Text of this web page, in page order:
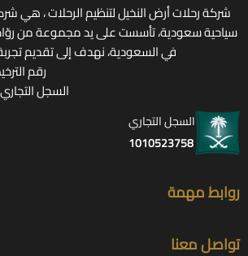
شركة رحلات أرض النخيل لتنظيم الرحلات ، هي
سياحية سعودية، تأسست على يد مجموعة من
في السعودية، نهدف إلى تقديم
رقم الترخيص :
السجل التجاري :
السجل التجاري
1010523758
روابط مهمة
تواصل معنا